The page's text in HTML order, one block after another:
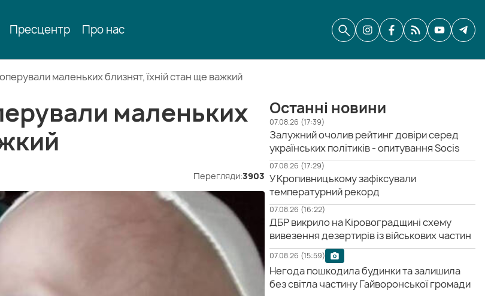
Пресцентр Про нас
маленьких близнят, їхній стан ще важкий
маленьких
Перегляди:3903
Останні новини
07.08.26 (17:39)
Залужний очолив рейтинг довіри серед
українських політиків - опитування Socis
07.08.26 (17:29)
У Кропивницькому зафіксували
температурний рекорд
07.08.26 (16:22)
ДБР викрило на Кіровоградщині схему
вивезення дезертирів із військових частин
07.08.26 (15:59)
Негода пошкодила будинки та залишила
без світла частину Гайворонської громади